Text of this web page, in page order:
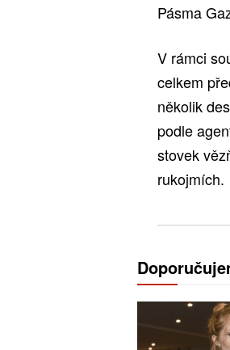
Pásma
V rámci
celkem
několik
podle
stovek
rukojmích.